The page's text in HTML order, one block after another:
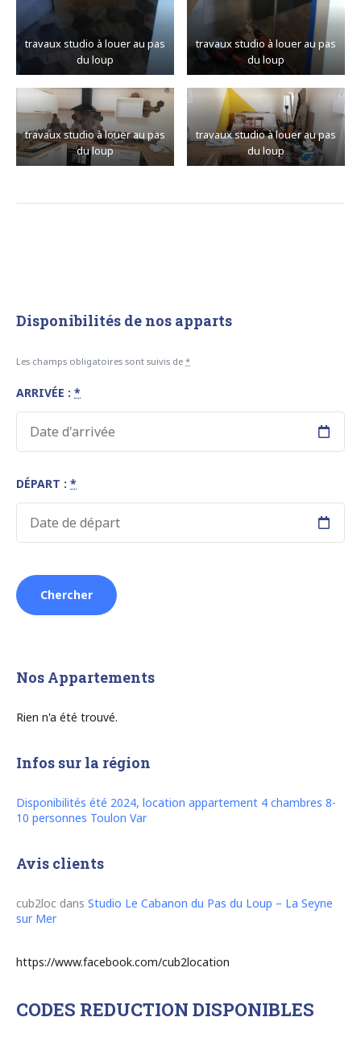
travaux studio à louer au pas
du loup
travaux studio à louer au pas
du loup
travaux studio à louer au pas
du loup
travaux studio à louer au pas
du loup
Disponibilités de nos apparts
Les champs obligatoires sont suivis de *
ARRIVÉE : *
DÉPART : *
Nos Appartements
Rien n'a été trouvé.
Infos sur la région
Disponibilités été 2024, location appartement 4 chambres 8-
10 personnes Toulon Var
Avis clients
cub2loc dans Studio Le Cabanon du Pas du Loup – La Seyne
sur Mer
https://www.facebook.com/cub2location
CODES REDUCTION DISPONIBLES